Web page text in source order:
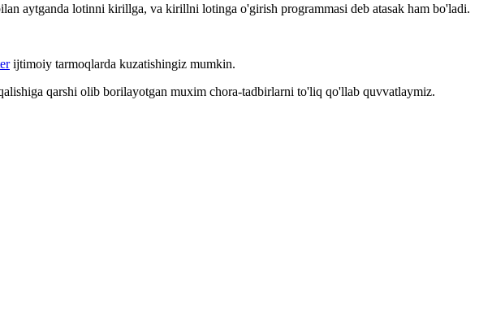
aytganda lotinni kirillga, va kirillni lotinga o'girish programmasi deb atasak ham bo'ladi.
ijtimoiy tarmoqlarda kuzatishingiz mumkin.
qarshi olib borilayotgan muxim chora-tadbirlarni to'liq qo'llab quvvatlaymiz.